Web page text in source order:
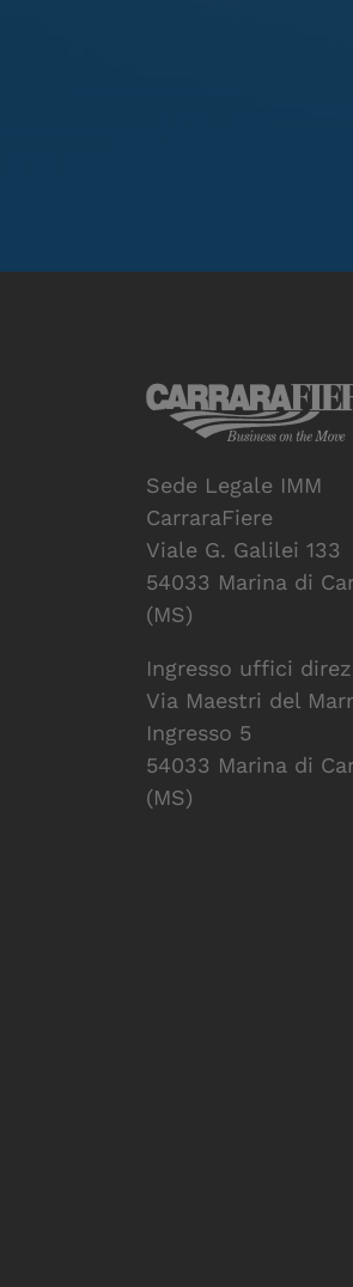
Sede Legale IMM
CarraraFiere
Viale G. Galilei 133
54033 Marina di
(MS)
Ingresso uffici
Via Maestri del
Ingresso 5
54033 Marina di
(MS)